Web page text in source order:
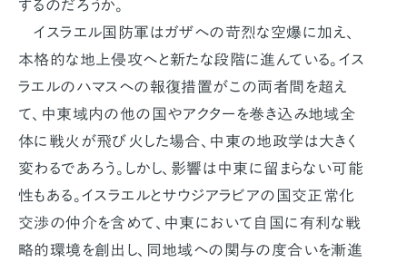
するのだろうか。
イスラエル国防軍はガザへの苛烈な空爆に加え、
本格的な地上侵攻へと新たな段階に進んている。イス
ラエルのハマスへの報復措置がこの両者間を超え
て、中東域内の他の国やアクターを巻き込み地域全
体に戦火が飛び火した場合、中東の地政学は大きく
変わるであろう。しかし、影響は中東に留まらない可能
性もある。イスラエルとサウジアラビアの国交正常化
交渉の仲介を含めて、中東において自国に有利な戦
略的環境を創出し、同地域への関与の度合いを漸進